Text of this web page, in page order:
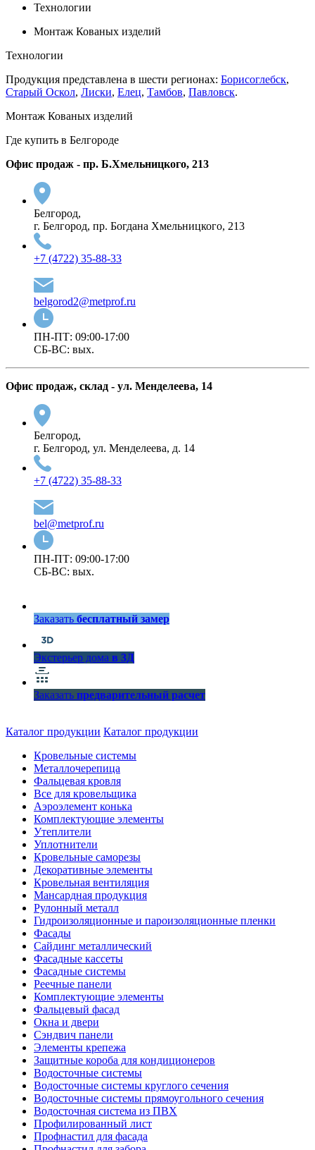
Технологии
Монтаж Кованых изделий
Технологии
Продукция представлена в шести регионах: Борисоглебск,
Старый Оскол, Лиски, Елец, Тамбов, Павловск.
Монтаж Кованых изделий
Где купить в Белгороде
Офис продаж - пр. Б.Хмельницкого, 213
Белгород,
г. Белгород, пр. Богдана Хмельницкого, 213
+7 (4722) 35-88-33
belgorod2@metprof.ru
ПН-ПТ: 09:00-17:00
СБ-ВС: вых.
Офис продаж, склад - ул. Менделеева, 14
Белгород,
г. Белгород, ул. Менделеева, д. 14
+7 (4722) 35-88-33
bel@metprof.ru
ПН-ПТ: 09:00-17:00
СБ-ВС: вых.
Заказать бесплатный замер
Экстерьер дома в 3Д
Заказать предварительный расчет
Каталог продукции Каталог продукции
Кровельные системы
Металлочерепица
Фальцевая кровля
Все для кровельщика
Аэроэлемент конька
Комплектующие элементы
Утеплители
Уплотнители
Кровельные саморезы
Декоративные элементы
Кровельная вентиляция
Мансардная продукция
Рулонный металл
Гидроизоляционные и пароизоляционные пленки
Фасады
Сайдинг металлический
Фасадные кассеты
Фасадные системы
Реечные панели
Комплектующие элементы
Фальцевый фасад
Окна и двери
Сэндвич панели
Элементы крепежа
Защитные короба для кондиционеров
Водосточные системы
Водосточные системы круглого сечения
Водосточные системы прямоугольного сечения
Водосточная система из ПВХ
Профилированный лист
Профнастил для фасада